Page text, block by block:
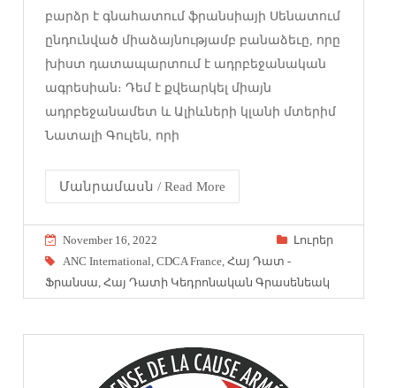
բարձր է գնահատում ֆրանսիայի Սենատում
ընդունված միաձայնությամբ բանաձեւը, որը
խիստ դատապարտում է ադրբեջանական
ագրեսիան։ Դեմ է քվեարկել միայն
ադրբեջանամետ և Ալիևների կլանի մտերիմ
Նատալի Գուլեն, որի
Մանրամասն / Read More
November 16, 2022
Լուրեր
ANC International ,CDCA France ,Հայ Դատ -
Ֆրանսա ,Հայ Դատի Կեդրոնական Գրասենեակ